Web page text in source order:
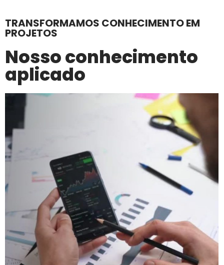
TRANSFORMAMOS CONHECIMENTO EM
PROJETOS
Nosso conhecimento
aplicado